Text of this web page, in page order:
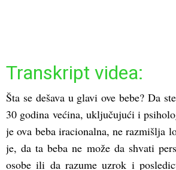
Transkript videa:
Šta se dešava u glavi ove bebe? Da
30 godina većina, uključujući i
je ova beba iracionalna, ne razmišlja
je, da ta beba ne može da shvati
osobe ili da razume uzrok i